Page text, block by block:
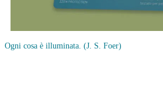
Ogni cosa è illuminata. (J. S. Foer)